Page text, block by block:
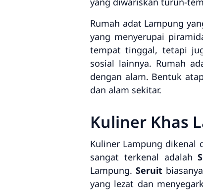
Rumah adat Lampung
yang menyerupai
tempat tinggal, tetapi
sosial lainnya. Rumah
dengan alam. Bentuk
dan alam sekitar.
Kuliner Khas
Kuliner Lampung dikenal
sangat terkenal adalah
Lampung. Seruit
yang lezat dan